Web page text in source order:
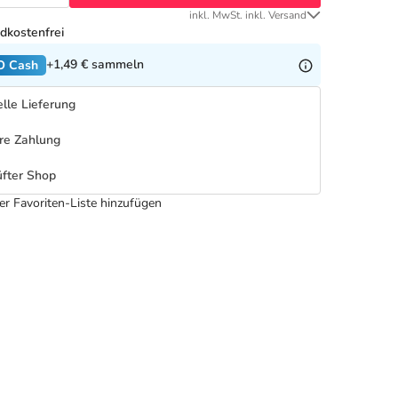
inkl. MwSt. inkl. Versand
Cash +1,49 € sammeln
Lieferung
Zahlung
Shop
Favoriten-Liste hinzufügen